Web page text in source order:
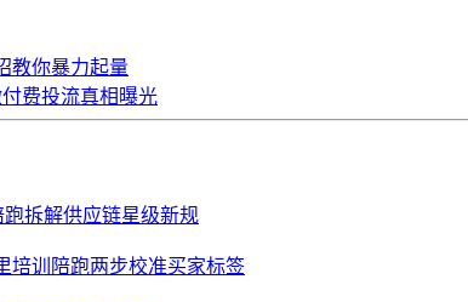
教你暴力起量
费投流真相曝光
拆解供应链星级新规
培训陪跑两步校准买家标签